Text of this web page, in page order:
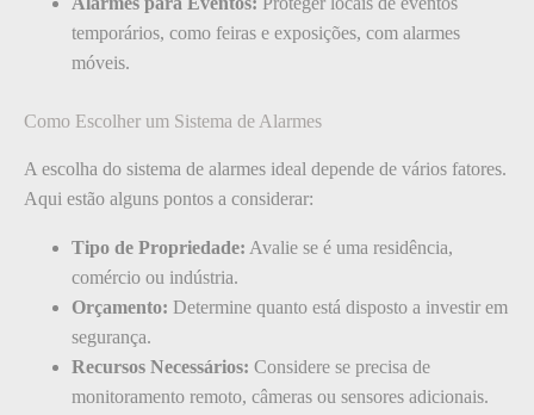
temporários, como feiras e exposições, com alarmes
móveis.
Como Escolher um Sistema de Alarmes
A escolha do sistema de alarmes ideal depende de vários fatores.
Aqui estão alguns pontos a considerar:
Tipo de Propriedade: Avalie se é uma residência,
comércio ou indústria.
Orçamento: Determine quanto está disposto a investir em
segurança.
Recursos Necessários: Considere se precisa de
monitoramento remoto, câmeras ou sensores adicionais.